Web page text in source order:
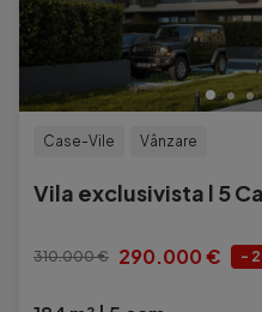
Case-Vile Vânzare
310.000 € 290.000 € -